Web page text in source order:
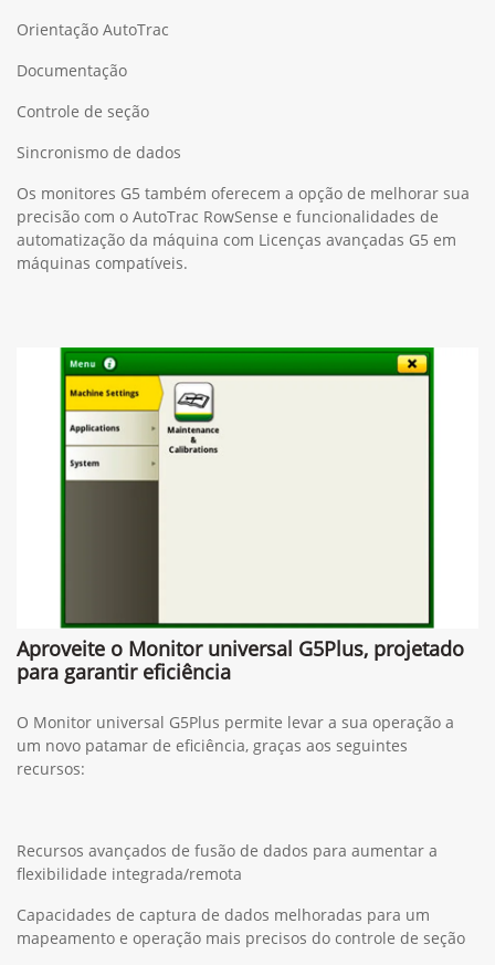
Orientação AutoTrac
Documentação
Controle de seção
Sincronismo de dados
Os monitores G5 também oferecem a opção de melhorar sua
precisão com o AutoTrac RowSense e funcionalidades de
automatização da máquina com Licenças avançadas G5 em
máquinas compatíveis.
Aproveite o Monitor universal G5Plus, projetado
para garantir eficiência
O Monitor universal G5Plus permite levar a sua operação a
um novo patamar de eficiência, graças aos seguintes
recursos:
Recursos avançados de fusão de dados para aumentar a
flexibilidade integrada/remota
Capacidades de captura de dados melhoradas para um
mapeamento e operação mais precisos do controle de seção